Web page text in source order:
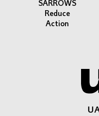
SARROWS
Reduce
Action